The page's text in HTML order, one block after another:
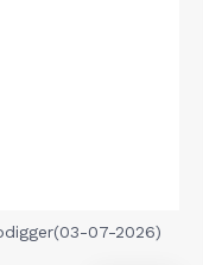
07-2026)